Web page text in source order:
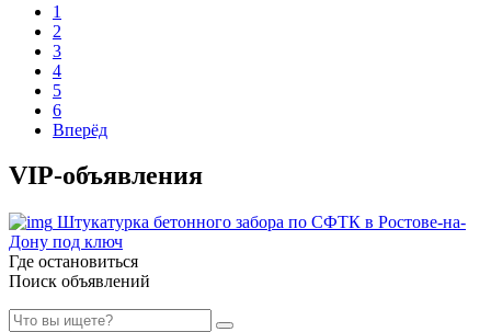
1
2
3
4
5
6
Вперёд
VIP-объявления
Штукатурка бетонного забора по СФТК в Ростове-на-
Дону под ключ
Где остановиться
Поиск объявлений